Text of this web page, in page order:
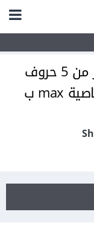
حقل الإدخال يأخذ أكثر من 5 حروف
رغم أنني حددت له الخاصية max ب